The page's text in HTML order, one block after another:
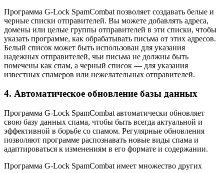
Программа G-Lock SpamCombat позволяет создавать белые и
черные списки отправителей. Вы можете добавлять адреса,
домены или целые группы отправителей в эти списки, чтобы
указать программе, как обрабатывать письма от этих адресов.
Белый список может быть использован для указания
надежных отправителей, чьи письма не должны быть
помечены как спам, а черный список — для указания
известных спамеров или нежелательных отправителей.
4. Автоматическое обновление базы данных
Программа G-Lock SpamCombat автоматически обновляет
свою базу данных спама, чтобы быть всегда актуальной и
эффективной в борьбе со спамом. Регулярные обновления
позволяют программе распознавать новые виды спама и
адаптироваться к изменениям в его формате и содержании.
Программа G-Lock SpamCombat имеет множество других